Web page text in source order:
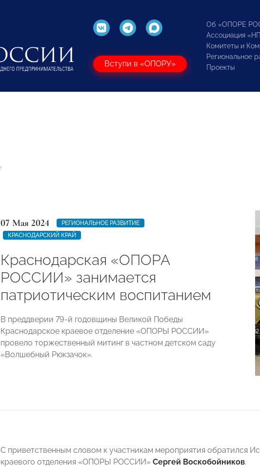
Вступи в «ОПОРУ»
Об «ОПОРЕ
Ассоциация
Комитеты и
Региональное
Проекты
07 Мая 2024
РЕГИОНАЛЬНОЕ РАЗВИТИЕ
КРАСНОДАРСКИЙ КРАЙ
Краснодарская «ОПОРА
РОССИИ» занимается
патриотическим воспитанием
В преддверии 79-й годовщины Великой Победы
Краснодарское краевое отделение «ОПОРЫ РОССИИ»
провело торжественный митинг в частном детском саду
«Волшебный Рюкзачок».
С приветственным словом к участникам мероприятия обратился
краевого отделения «ОПОРЫ РОССИИ» Сергей Воскобойников.